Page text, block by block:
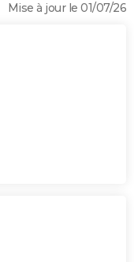
Mise à jour le 01/07/26